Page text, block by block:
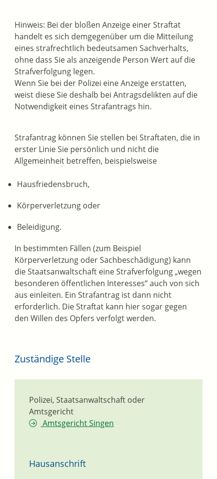
Hinweis: Bei der bloßen Anzeige einer Straftat
handelt es sich demgegenüber um die Mitteilung
eines strafrechtlich bedeutsamen Sachverhalts,
ohne dass Sie als anzeigende Person Wert auf die
Strafverfolgung legen.
Wenn Sie bei der Polizei eine Anzeige erstatten,
weist diese Sie deshalb bei Antragsdelikten auf die
Notwendigkeit eines Strafantrags hin.
Strafantrag können Sie stellen bei Straftaten, die in
erster Linie Sie persönlich und nicht die
Allgemeinheit betreffen, beispielsweise
Hausfriedensbruch,
Körperverletzung oder
Beleidigung.
In bestimmten Fällen (zum Beispiel
Körperverletzung oder Sachbeschädigung) kann
die Staatsanwaltschaft eine Strafverfolgung „wegen
besonderen öffentlichen Interesses“ auch von sich
aus einleiten. Ein Strafantrag ist dann nicht
erforderlich. Die Straftat kann hiersogar gegen
den Willen des Opfers verfolgt werden.
Zuständige Stelle
Polizei, Staatsanwaltschaft oder
Amtsgericht
Amtsgericht Singen
Hausanschrift